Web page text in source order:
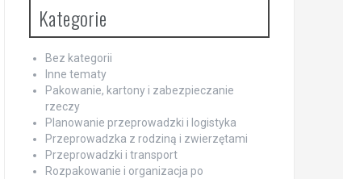
Kategorie
Bez kategorii
Inne tematy
Pakowanie, kartony i zabezpieczanie
rzeczy
Planowanie przeprowadzki i logistyka
Przeprowadzka z rodziną i zwierzętami
Przeprowadzki i transport
Rozpakowanie i organizacja po